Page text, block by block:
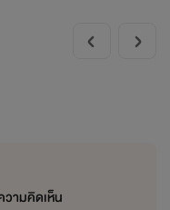
วามคิดเห็น